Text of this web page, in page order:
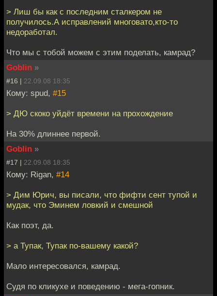
> Лиш бы как с последним сталкером не
получилось.А исправлений многовато,кто-то
недоработал.
Что мы с тобой можем с этим поделать, камрад?
Goblin »
#16 | 22.09.08 18:35
Кому: spud, #15
> ДЮ скоко уйдёт времени на прохождение
На 30% длиннее первой.
Goblin »
#17 | 22.09.08 18:35
Кому: Rigan, #14
> Дим Юрич, вы писали, что фифти сент тупой и
мудак, что Эминем ловкий и смешной
Как поэт, да.
> а Тупак, Тупак по-вашему какой?
Мало интересовался, камрад.
Судя по кликухе и поведению - мега-гопник.